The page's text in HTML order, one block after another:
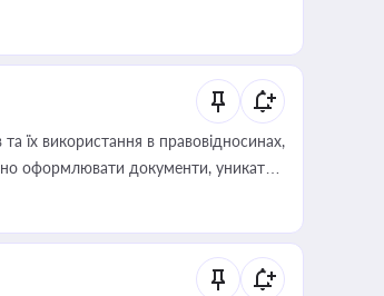
під час оподаткування,
оціночної діяльності
їх використання в правовідносинах,
оформлювати документи, уникати